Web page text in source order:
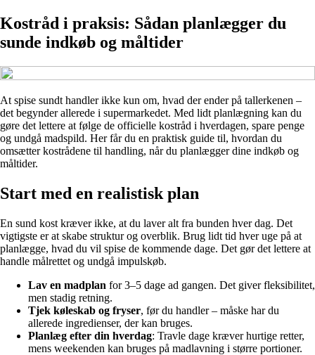
Kostråd i praksis: Sådan planlægger du
sunde indkøb og måltider
At spise sundt handler ikke kun om, hvad der ender på tallerkenen –
det begynder allerede i supermarkedet. Med lidt planlægning kan du
gøre det lettere at følge de officielle kostråd i hverdagen, spare penge
og undgå madspild. Her får du en praktisk guide til, hvordan du
omsætter kostrådene til handling, når du planlægger dine indkøb og
måltider.
Start med en realistisk plan
En sund kost kræver ikke, at du laver alt fra bunden hver dag. Det
vigtigste er at skabe struktur og overblik. Brug lidt tid hver uge på at
planlægge, hvad du vil spise de kommende dage. Det gør det lettere at
handle målrettet og undgå impulskøb.
Lav en madplan for 3–5 dage ad gangen. Det giver fleksibilitet,
men stadig retning.
Tjek køleskab og fryser, før du handler – måske har du
allerede ingredienser, der kan bruges.
Planlæg efter din hverdag: Travle dage kræver hurtige retter,
mens weekenden kan bruges på madlavning i større portioner.